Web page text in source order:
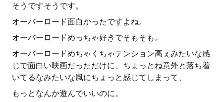
そうですそうです。
オーバーロード面白かったですよね。
オーバーロードめっちゃ好きでそもそも。
オーバーロードめちゃくちゃテンション高ぇみたいな感
じで面白い映画だっただけに、ちょっとね意外と落ち着
いてるなみたいな風にちょっと感じてしまって、
もっとなんか遊んでいいのに。